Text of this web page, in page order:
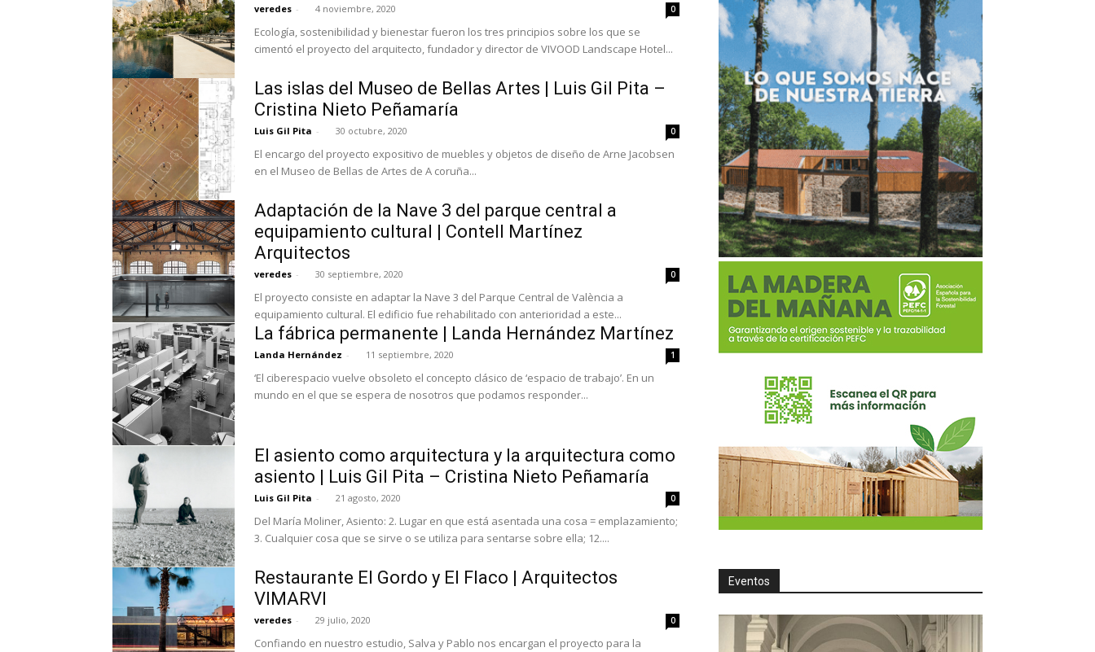
veredes - 4 noviembre, 2020 0
Ecología, sostenibilidad y bienestar fueron los tres principios sobre los que se
cimentó el proyecto del arquitecto, fundador y director de VIVOOD Landscape Hotel...
Las islas del Museo de Bellas Artes | Luis Gil Pita –
Cristina Nieto Peñamaría
Luis Gil Pita - 30 octubre, 2020 0
El encargo del proyecto expositivo de muebles y objetos de diseño de Arne Jacobsen
en el Museo de Bellas de Artes de A coruña...
Adaptación de la Nave 3 del parque central a
equipamiento cultural | Contell Martínez
Arquitectos
veredes - 30 septiembre, 2020 0
El proyecto consiste en adaptar la Nave 3 del Parque Central de València a
equipamiento cultural. El edificio fue rehabilitado con anterioridad a este...
La fábrica permanente | Landa Hernández Martínez
Landa Hernández - 11 septiembre, 2020 1
‘El ciberespacio vuelve obsoleto el concepto clásico de ‘espacio de trabajo’. En un
mundo en el que se espera de nosotros que podamos responder...
El asiento como arquitectura y la arquitectura como
asiento | Luis Gil Pita – Cristina Nieto Peñamaría
Luis Gil Pita - 21 agosto, 2020 0
Del María Moliner, Asiento: 2. Lugar en que está asentada una cosa = emplazamiento;
3. Cualquier cosa que se sirve o se utiliza para sentarse sobre ella; 12....
Restaurante El Gordo y El Flaco | Arquitectos
VIMARVI
veredes - 29 julio, 2020 0
Confiando en nuestro estudio, Salva y Pablo nos encargan el proyecto para la
Eventos